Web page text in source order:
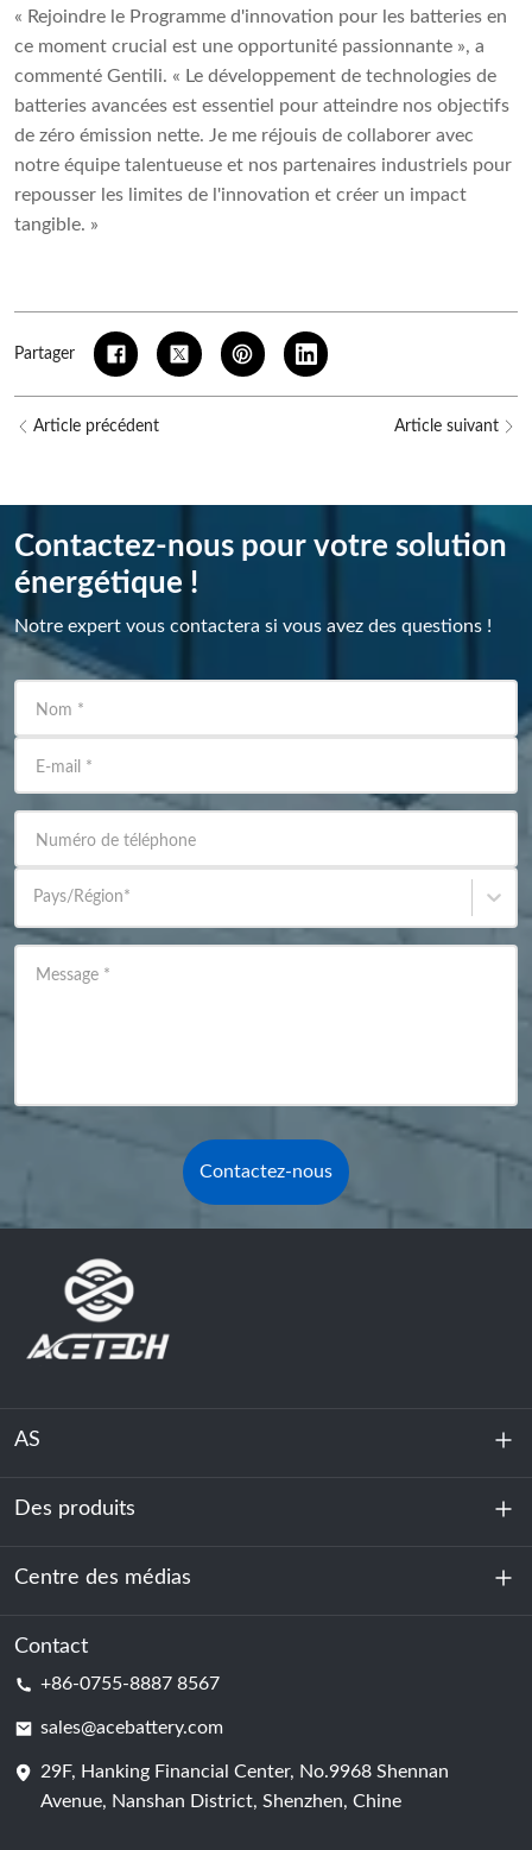
« Rejoindre le Programme d'innovation pour les batteries en
ce moment crucial est une opportunité passionnante », a
commenté Gentili. « Le développement de technologies de
batteries avancées est essentiel pour atteindre nos objectifs
de zéro émission nette. Je me réjouis de collaborer avec
notre équipe talentueuse et nos partenaires industriels pour
repousser les limites de l'innovation et créer un impact
tangible. »
Partager
Article précédent Article suivant
Contactez-nous pour votre solution
énergétique !
Notre expert vous contactera si vous avez des questions !
Nom *
E-mail *
Numéro de téléphone
Pays/Région*
Message *
Contactez-nous
AS
À propos de nous
Durabilité
Des produits
Stockage d'énergie
Centre de données et salle des serveurs
Cellule de batterie
Centre des médias
Nouvelles
Contact
+86-0755-8887 8567
sales@acebattery.com
29F, Hanking Financial Center, No.9968 Shennan
Avenue, Nanshan District, Shenzhen, Chine